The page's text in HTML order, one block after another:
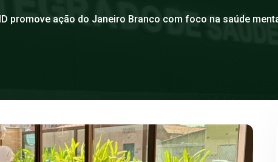
promove ação do Janeiro Branco com foco na saúde